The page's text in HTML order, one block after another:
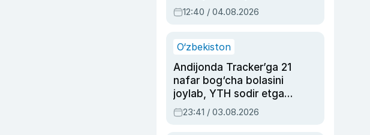
intellektni boshqara
olmay qolishidan xavotir
12:40 / 04.08.2026
O‘zbekiston
Andijonda Tracker’ga 21
nafar bog‘cha bolasini
joylab, YTH sodir etgan
ayolga sud hukmi o‘qildi
23:41 / 03.08.2026